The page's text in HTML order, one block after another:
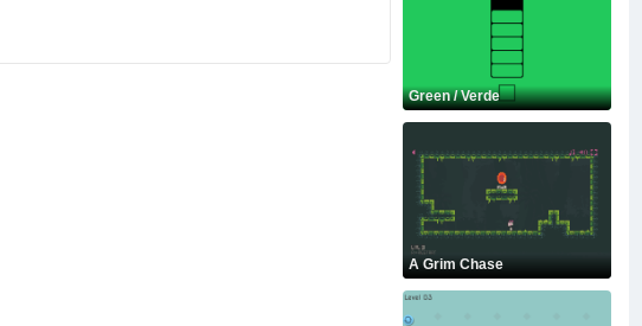
Green / Verde
A Grim Chase